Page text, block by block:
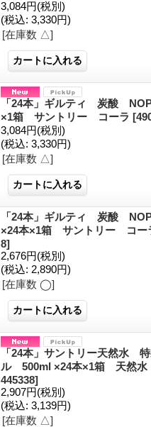
3,084円(税別)
(税込: 3,330円)
[在庫数 △]
「24本」ギルティ 炭酸
×1箱 サントリー コーラ
3,084円(税別)
(税込: 3,330円)
[在庫数 △]
「24本」ギルティ 炭酸
×24本×1箱 サントリー コー
8]
2,676円(税別)
(税込: 2,890円)
[在庫数 ◯]
「24本」サントリー天然水
ル 500ml ×24本×1箱 天然
445338]
2,907円(税別)
(税込: 3,139円)
[在庫数 △]